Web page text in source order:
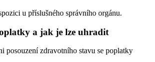
u příslušného správního orgánu.
a jak je lze uhradit
posouzení zdravotního stavu se poplatky